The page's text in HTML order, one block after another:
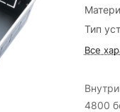
Тип
Все
4800